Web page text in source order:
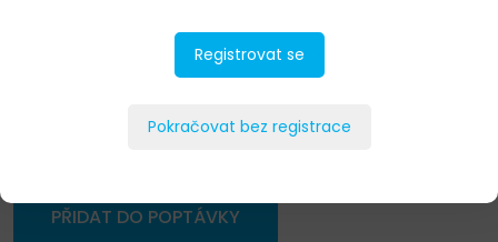
PŘIDAT DO POPTÁVKY
Registrovat se
Pokračovat bez registrace